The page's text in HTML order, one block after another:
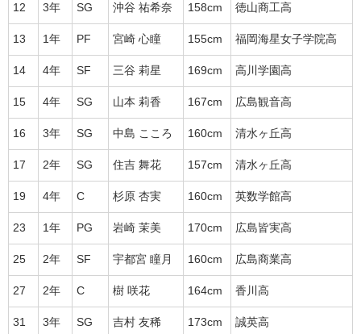
12 3年 SG 沖谷 祐希奈 158cm 徳山商工高
13 1年 PF 宮崎 心瞳 155cm 福岡海星女子学院高
14 4年 SF 三谷 莉星 169cm 高川学園高
15 4年 SG 山本 莉香 167cm 広島観音高
16 3年 SG 中島 こころ 160cm 清水ヶ丘高
17 2年 SG 住吉 舞花 157cm 清水ヶ丘高
19 4年 C 杉原 杏実 160cm 英数学館高
23 1年 PG 岩崎 茉美 170cm 広島皆実高
25 2年 SF 宇都宮 瞳月 160cm 広島商業高
27 2年 C 樹 咲花 164cm 香川高
31 3年 SG 吉村 友稀 173cm 誠英高